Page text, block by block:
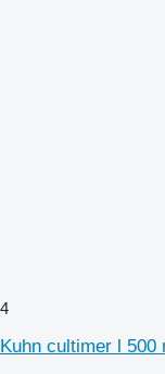
4
Kuhn cultimer l 500